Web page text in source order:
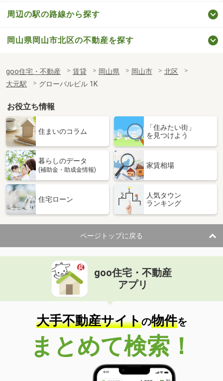
周辺の駅の路線から探す
岡山県岡山市北区の不動産を探す
goo住宅・不動産 賃貸 岡山県 岡山市
北区
大元駅
グローバルビル 1K
お役立ち情報
住まいのコラム
「住みたい街」
を見つけよう
暮らしのデータ
(補助金・助成金情報)
家賃相場
住宅ローン
人気タウン
ランキング
ページトップに戻る
goo住宅・不動産
アプリ
大手不動産サイトの物件を
まとめて検索！